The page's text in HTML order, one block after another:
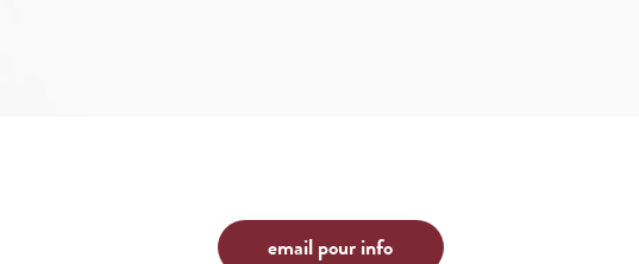
email pour info